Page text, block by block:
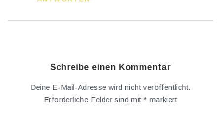
Schreibe einen Kommentar
Deine E-Mail-Adresse wird nicht veröffentlicht.
Erforderliche Felder sind mit * markiert